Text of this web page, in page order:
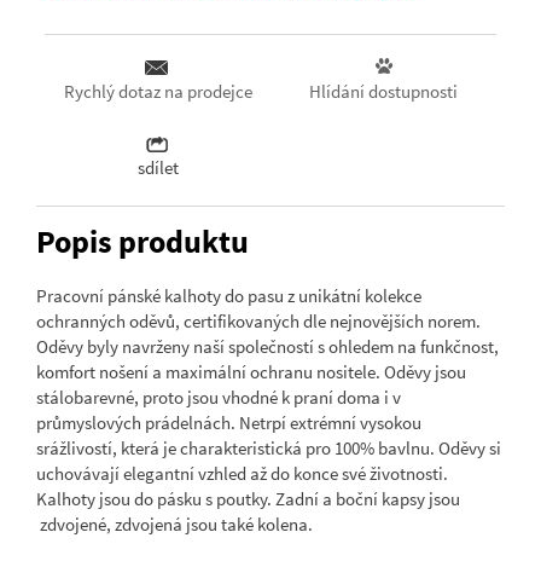
Rychlý dotaz na prodejce Hlídání dostupnosti
sdílet
Popis produktu
Pracovní pánské kalhoty do pasu z unikátní kolekce
ochranných oděvů, certifikovaných dle nejnovějších norem.
Oděvy byly navrženy naší společností s ohledem na funkčnost,
komfort nošení a maximální ochranu nositele. Oděvy jsou
stálobarevné, proto jsou vhodné k praní doma i v
průmyslových prádelnách. Netrpí extrémní vysokou
srážlivostí, která je charakteristická pro 100% bavlnu. Oděvy si
uchovávají elegantní vzhled až do konce své životnosti.
Kalhoty jsou do pásku s poutky. Zadní a boční kapsy jsou
zdvojené, zdvojená jsou také kolena.